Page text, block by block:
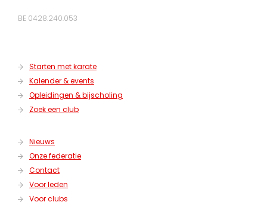
BE 0428.240.053
Starten met karate
Kalender & events
Opleidingen & bijscholing
Zoek een club
Nieuws
Onze federatie
Contact
Voor leden
Voor clubs